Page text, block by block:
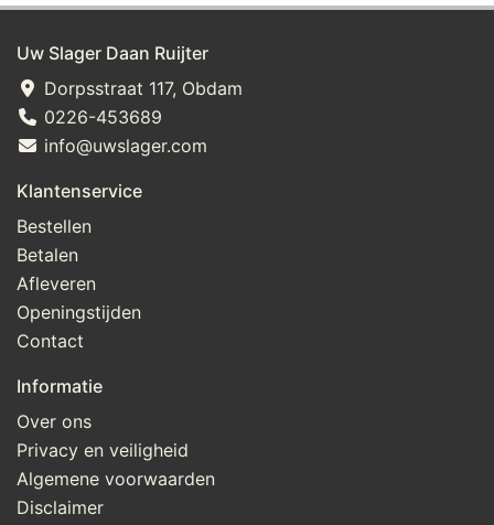
Uw Slager Daan Ruijter
Dorpsstraat 117, Obdam
0226-453689
info@uwslager.com
Klantenservice
Bestellen
Betalen
Afleveren
Openingstijden
Contact
Informatie
Over ons
Privacy en veiligheid
Algemene voorwaarden
Disclaimer